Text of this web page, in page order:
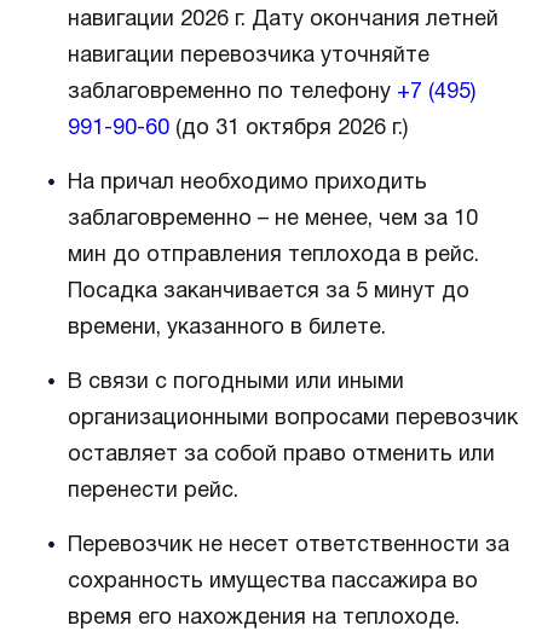
навигации 2026 г. Дату окончания летней
навигации перевозчика уточняйте
заблаговременно по телефону +7 (495)
991-90-60(до 31 октября 2026 г.)
На причал необходимо приходить
заблаговременно – не менее, чем за 10
мин до отправления теплохода в рейс.
Посадка заканчивается за 5 минут до
времени, указанного в билете.
В связи с погодными или иными
организационными вопросами перевозчик
оставляет за собой право отменить или
перенести рейс.
Перевозчик не несет ответственности за
сохранность имущества пассажира во
время его нахождения на теплоходе.